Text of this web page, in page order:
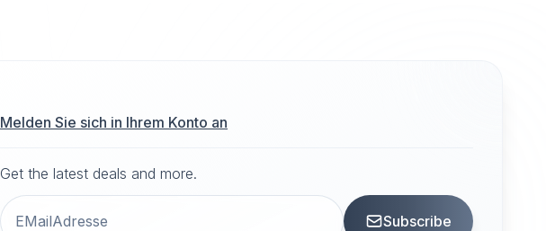
Melden Sie sich in Ihrem Konto an
Get the latest deals and more.
Subscribe